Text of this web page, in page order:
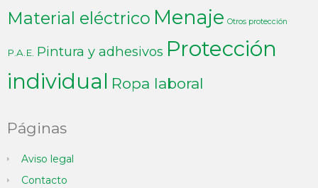
Material eléctrico Menaje Otros protección
P.A.E. Pintura y adhesivos Protección
individual Ropa laboral
Páginas
Aviso legal
Contacto